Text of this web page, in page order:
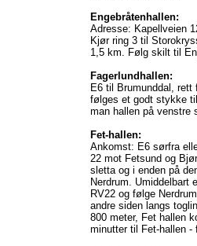
Engebråtenhallen:
Adresse: Kapellveien
Kjør ring 3 til
1,5 km. Følg skilt til
Fagerlundhallen:
E6 til Brumunddal, rett
følges et godt stykke
man hallen på venstre
Fet-hallen:
Ankomst: E6 sørfra
22 mot Fetsund og
sletta og i enden på
Nerdrum. Umiddelbart
RV22 og følge
andre siden langs
800 meter, Fet hallen
minutter til Fet-hallen -